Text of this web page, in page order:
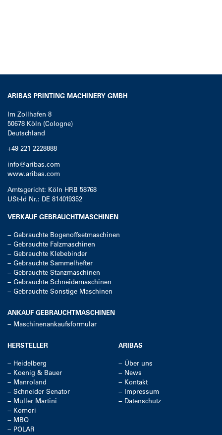
ARIBAS PRINTING MACHINERY GMBH
Im Zollhafen 8
50678 Köln (Cologne)
Deutschland
+49 221 2228888
info@aribas.com
www.aribas.com
Amtsgericht: Köln HRB 58768
USt-Id Nr.: DE 814019352
VERKAUF GEBRAUCHTMASCHINEN
− Gebrauchte Bogenoffsetmaschinen
− Gebrauchte Falzmaschinen
− Gebrauchte Klebebinder
− Gebrauchte Sammelhefter
− Gebrauchte Stanzmaschinen
− Gebrauchte Schneidemaschinen
− Gebrauchte Sonstige Maschinen
ANKAUF GEBRAUCHTMASCHINEN
− Maschinenankaufsformular
HERSTELLER
− Heidelberg
− Koenig & Bauer
− Manroland
− Schneider Senator
− Müller Martini
− Komori
− MBO
− POLAR
ARIBAS
− Über uns
− News
− Kontakt
− Impressum
− Datenschutz